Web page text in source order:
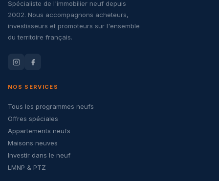
Spécialiste de l'immobilier neuf depuis
2002. Nous accompagnons acheteurs,
investisseurs et promoteurs sur l'ensemble
du territoire français.
NOS SERVICES
Tous les programmes neufs
Offres spéciales
Appartements neufs
Maisons neuves
Investir dans le neuf
LMNP & PTZ